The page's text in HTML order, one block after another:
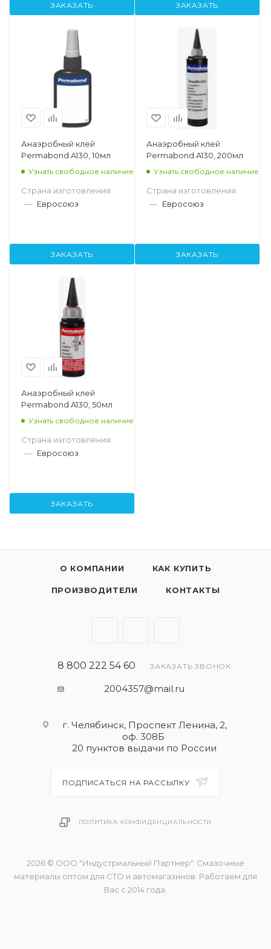
ЗАКАЗАТЬ ЗАКАЗАТЬ
Анаэробный клей
Permabond A130, 10мл
Узнать свободное наличие
Страна изготовления
— Евросоюз
ЗАКАЗАТЬ
Анаэробный клей
Permabond A130, 200мл
Узнать свободное наличие
Страна изготовления
— Евросоюз
ЗАКАЗАТЬ
Анаэробный клей
Permabond A130, 50мл
Узнать свободное наличие
Страна изготовления
— Евросоюз
ЗАКАЗАТЬ
О КОМПАНИИ КАК КУПИТЬ
ПРОИЗВОДИТЕЛИ КОНТАКТЫ
8 800 222 54 60 ЗАКАЗАТЬ ЗВОНОК
2004357@mail.ru
г. Челябинск, Проспект Ленина, 2,
оф. 308Б
20 пунктов выдачи по России
ПОДПИСАТЬСЯ НА РАССЫЛКУ
ПОЛИТИКА КОНФИДЕНЦИАЛЬНОСТИ
2026 © ООО "Индустриальный Партнер". Смазочные
материалы оптом для СТО и автомагазинов. Работаем для
Вас с 2014 года.